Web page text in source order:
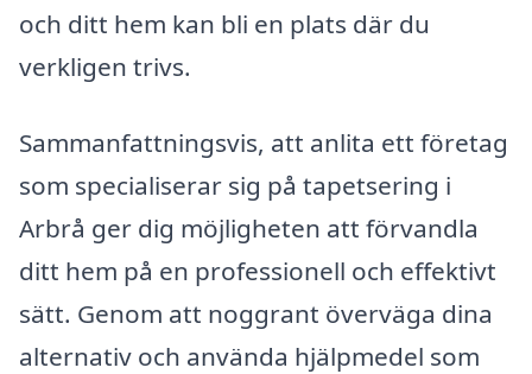
och ditt hem kan bli en plats där du
verkligen trivs.
Sammanfattningsvis, att anlita ett företag
som specialiserar sig på tapetsering i
Arbrå ger dig möjligheten att förvandla
ditt hem på en professionell och effektivt
sätt. Genom att noggrant överväga dina
alternativ och använda hjälpmedel som